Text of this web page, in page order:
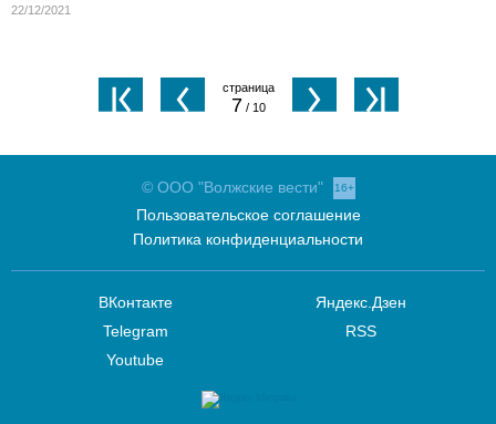
22/12/2021
7 / 10
© ООО "Волжские вести" 16+
Пользовательское соглашение
Политика конфиденциальности
ВКонтакте
Telegram
Youtube
Яндекс.Дзен
RSS